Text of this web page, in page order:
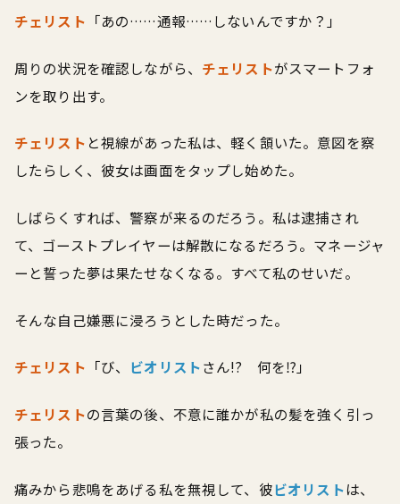
チェリスト 「あの……通報……しないんですか？」
周りの状況を確認しながら、 チェリストがスマートフォ
ンを取り出す。
チェリスト と視線があった私は、軽く頷いた。意図を察
したらしく、彼女は画面をタップし始めた。
しばらくすれば、警察が来るのだろう。私は逮捕され
て、ゴーストプレイヤーは解散になるだろう。マネージャ
ーと誓った夢は果たせなくなる。すべて私のせいだ。
そんな自己嫌悪に浸ろうとした時だった。
チェリスト 「び、 ビオリストさん!? 何を⁉」
チェリストの言葉の後、不意に誰かが私の髪を強く引っ
張った。
痛みから悲鳴をあげる私を無視して、彼――ビオリストは、